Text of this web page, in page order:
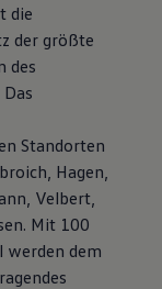
Shop
und Radio
die
der größte
des
Standorten
Hagen,
Velbert,
Mit 100
werden dem